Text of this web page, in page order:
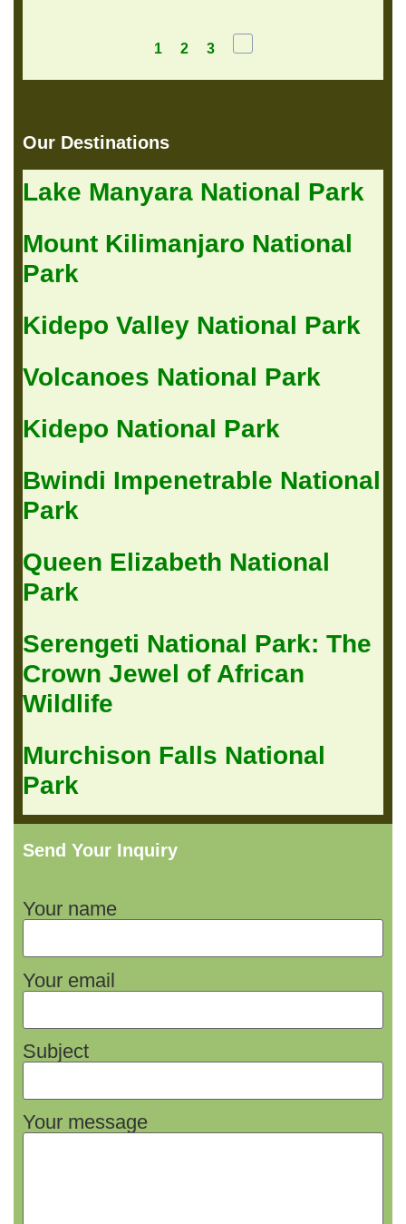
1 2 3
Our Destinations
Lake Manyara National Park
Mount Kilimanjaro National
Park
Kidepo Valley National Park
Volcanoes National Park
Kidepo National Park
Bwindi Impenetrable National
Park
Queen Elizabeth National
Park
Serengeti National Park: The
Crown Jewel of African
Wildlife
Murchison Falls National
Park
Send Your Inquiry
Your name
Your email
Subject
Your message